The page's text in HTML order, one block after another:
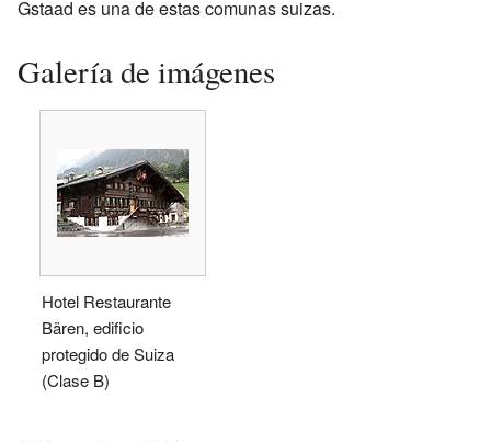
Gstaad es una de estas comunas suizas.
Galería de imágenes
Hotel Restaurante
Bären, edificio
protegido de Suiza
(Clase B)